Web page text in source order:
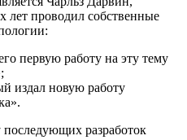
лет проводил собственные
первую работу на эту тему
издал новую работу
разработок